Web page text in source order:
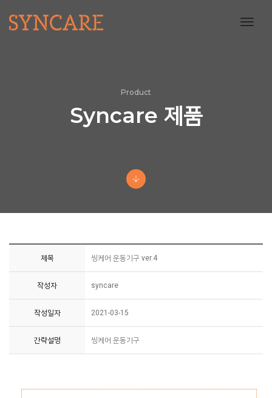
Product
Syncare 제품
제목 씽케어 운동기구 ver.4
작성자 syncare
작성일자 2021-03-15
간략설명 씽케어 운동기구